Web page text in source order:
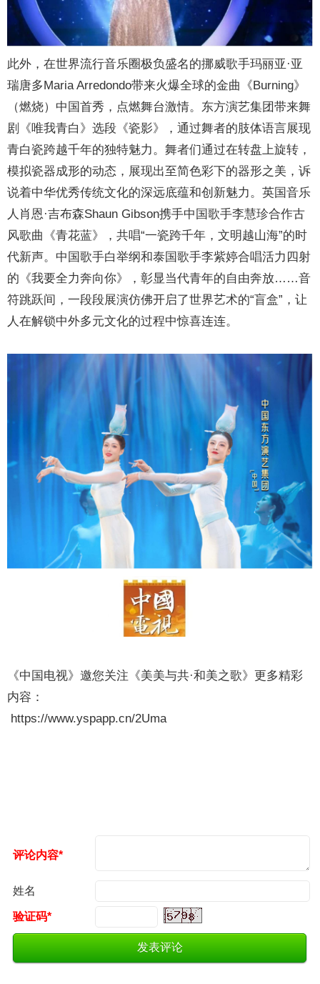
此外，在世界流行音乐圈极负盛名的挪威歌手玛丽亚·亚
瑞唐多Maria Arredondo带来火爆全球的金曲《Burning》
（燃烧）中国首秀，点燃舞台激情。东方演艺集团带来舞
剧《唯我青白》选段《瓷影》，通过舞者的肢体语言展现
青白瓷跨越千年的独特魅力。舞者们通过在转盘上旋转，
模拟瓷器成形的动态，展现出至简色彩下的器形之美，诉
说着中华优秀传统文化的深远底蕴和创新魅力。英国音乐
人肖恩·吉布森Shaun Gibson携手中国歌手李慧珍合作古
风歌曲《青花蓝》，共唱“一瓷跨千年，文明越山海”的时
代新声。中国歌手白举纲和泰国歌手李紫婷合唱活力四射
的《我要全力奔向你》，彰显当代青年的自由奔放……音
符跳跃间，一段段展演仿佛开启了世界艺术的“盲盒”，让
人在解锁中外多元文化的过程中惊喜连连。
《中国电视》邀您关注《美美与共·和美之歌》更多精彩
内容：
https://www.yspapp.cn/2Uma
评论内容*
姓名
验证码*